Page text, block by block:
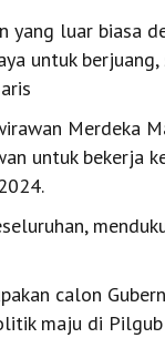
yang luar biasa
untuk
Merdeka
untuk bekerja
calon
maju di